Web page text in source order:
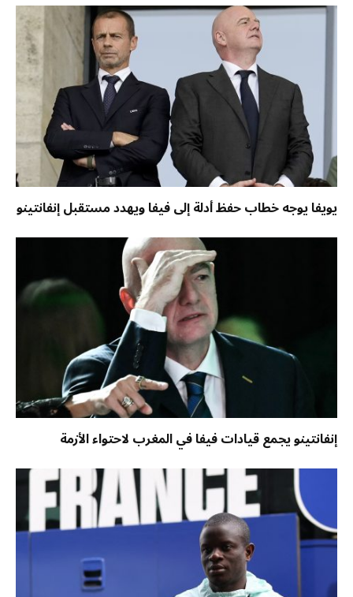
يويفا يوجه خطاب حفظ أدلة إلى فيفا ويهدد مستقبل إنفانتينو
إنفانتينو يجمع قيادات فيفا في المغرب لاحتواء الأزمة